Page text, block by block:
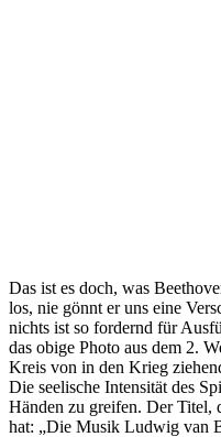
Das ist es doch, was
los, nie gönnt er uns eine
nichts ist so fordernd für
das obige Photo aus dem 2.
Kreis von in den Krieg
Die seelische Intensität des
Händen zu greifen. Der Titel,
hat: „Die Musik Ludwig van